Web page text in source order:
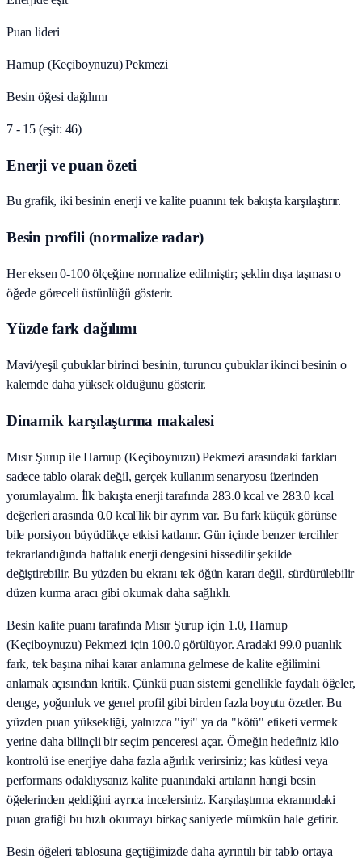
Puan lideri
Harnup (Keçiboynuzu) Pekmezi
Besin öğesi dağılımı
7 - 15 (eşit: 46)
Enerji ve puan özeti
Bu grafik, iki besinin enerji ve kalite puanını tek bakışta karşılaştırır.
Besin profili (normalize radar)
Her eksen 0-100 ölçeğine normalize edilmiştir; şeklin dışa taşması o
öğede göreceli üstünlüğü gösterir.
Yüzde fark dağılımı
Mavi/yeşil çubuklar birinci besinin, turuncu çubuklar ikinci besinin o
kalemde daha yüksek olduğunu gösterir.
Dinamik karşılaştırma makalesi
Mısır Şurup ile Harnup (Keçiboynuzu) Pekmezi arasındaki farkları
sadece tablo olarak değil, gerçek kullanım senaryosu üzerinden
yorumlayalım. İlk bakışta enerji tarafında 283.0 kcal ve 283.0 kcal
değerleri arasında 0.0 kcal'lik bir ayrım var. Bu fark küçük görünse
bile porsiyon büyüdükçe etkisi katlanır. Gün içinde benzer tercihler
tekrarlandığında haftalık enerji dengesini hissedilir şekilde
değiştirebilir. Bu yüzden bu ekranı tek öğün kararı değil, sürdürülebilir
düzen kurma aracı gibi okumak daha sağlıklı.
Besin kalite puanı tarafında Mısır Şurup için 1.0, Harnup
(Keçiboynuzu) Pekmezi için 100.0 görülüyor. Aradaki 99.0 puanlık
fark, tek başına nihai karar anlamına gelmese de kalite eğilimini
anlamak açısından kritik. Çünkü puan sistemi genellikle faydalı öğeler,
denge, yoğunluk ve genel profil gibi birden fazla boyutu özetler. Bu
yüzden puan yüksekliği, yalnızca "iyi" ya da "kötü" etiketi vermek
yerine daha bilinçli bir seçim penceresi açar. Örneğin hedefiniz kilo
kontrolü ise enerjiye daha fazla ağırlık verirsiniz; kas kütlesi veya
performans odaklıysanız kalite puanındaki artıların hangi besin
öğelerinden geldiğini ayrıca incelersiniz. Karşılaştırma ekranındaki
puan grafiği bu hızlı okumayı birkaç saniyede mümkün hale getirir.
Besin öğeleri tablosuna geçtiğimizde daha ayrıntılı bir tablo ortaya